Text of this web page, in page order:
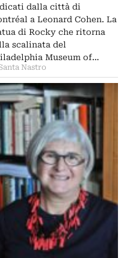
dalla città di
a Leonard Cohen. La
di Rocky che ritorna
scalinata del
Museum of…
Nastro